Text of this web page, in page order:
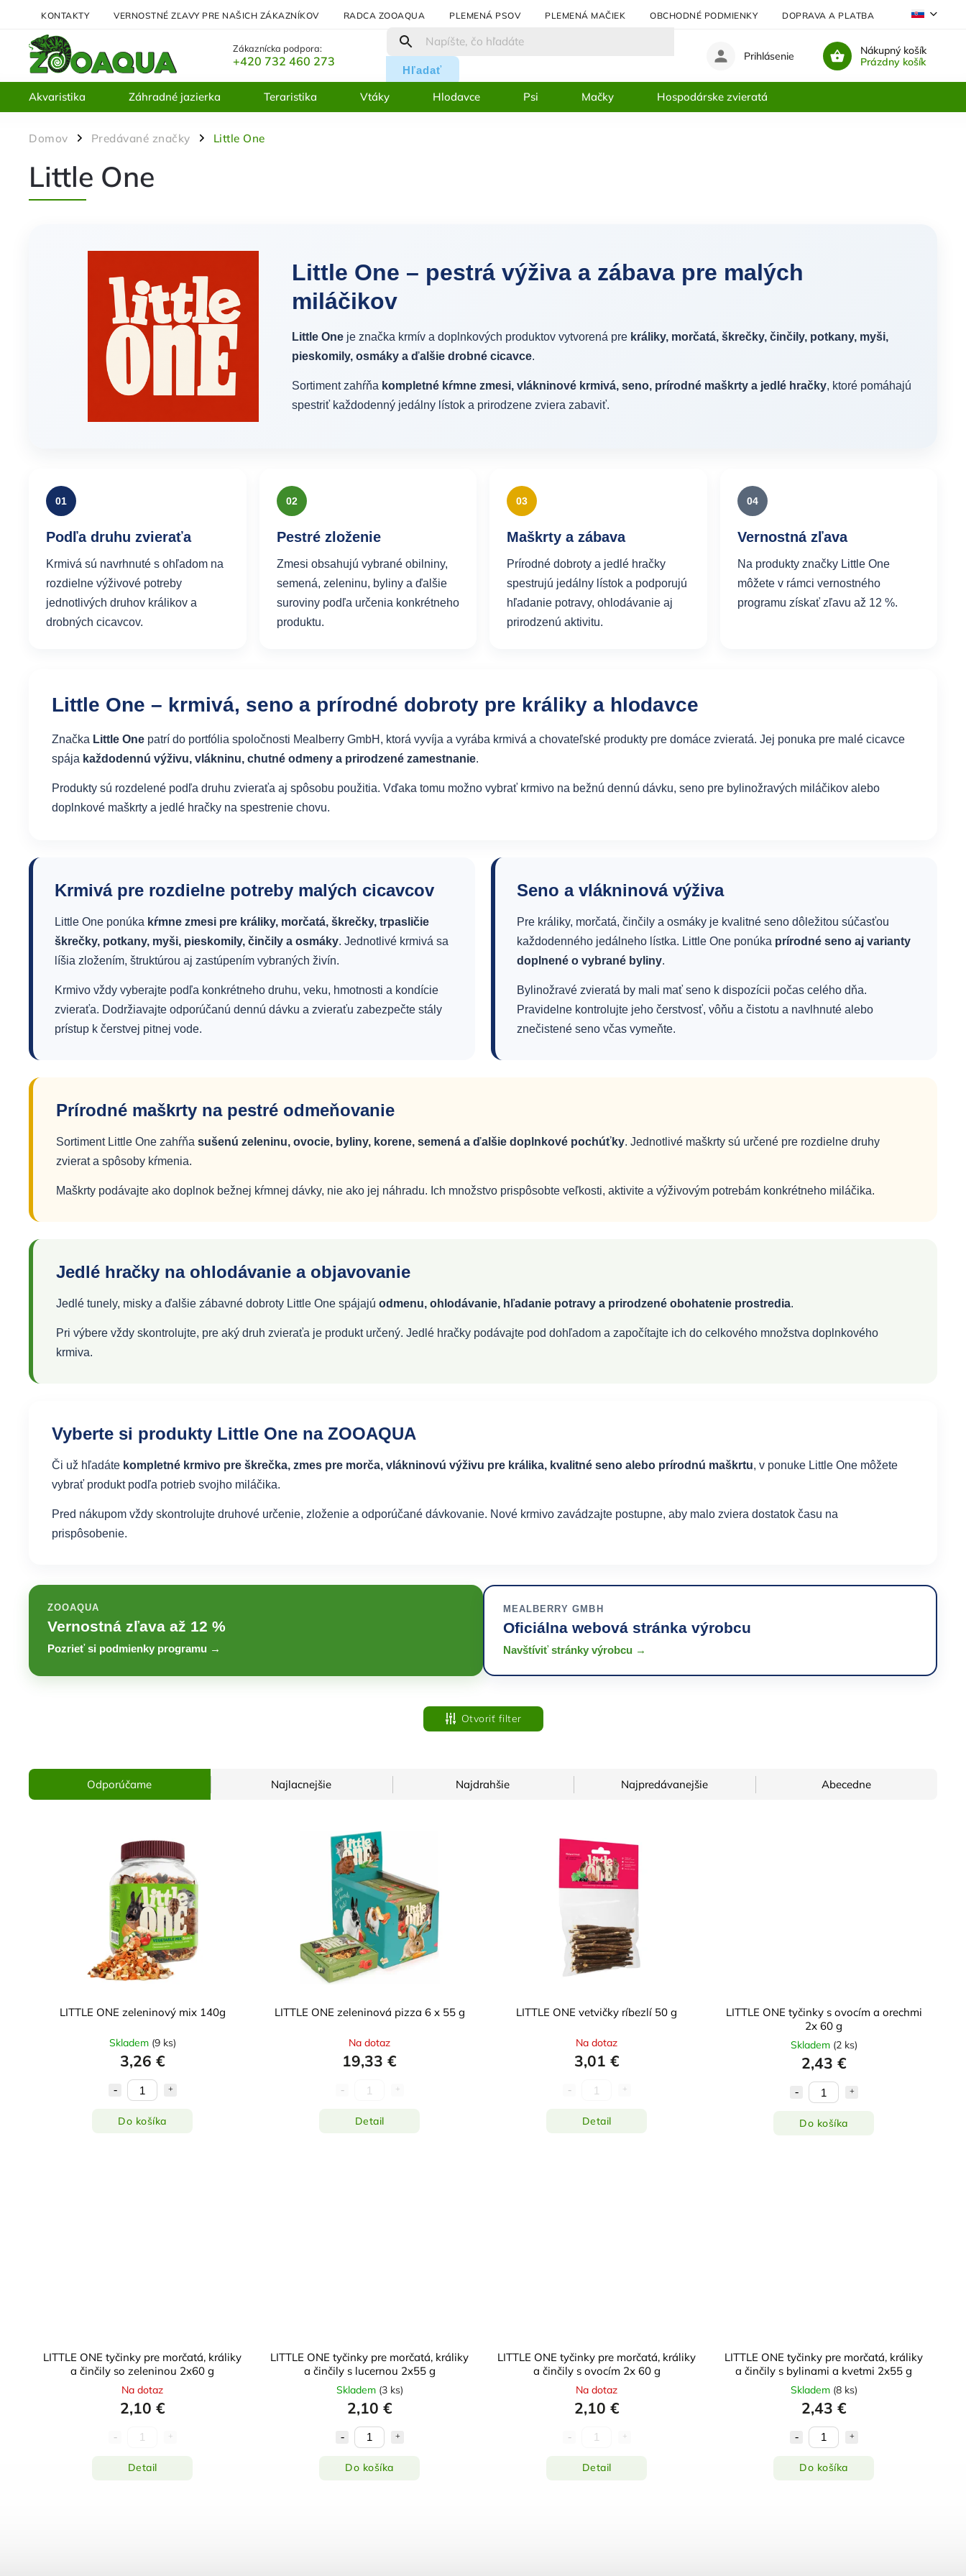
KONTAKTY VERNOSTNÉ ZĽAVY PRE NAŠICH ZÁKAZNÍKOV RADCA ZOOAQUA PLEMENÁ PSOV PLEMENÁ MAČIEK OBCHODNÉ PODMIENKY DOPRAVA A PLATBA
Zákaznícka podpora:
+420 732 460 273
Hľadať
Nákupný košík
Prázdny košík
Prihlásenie
Akvaristika Záhradné jazierka Teraristika Vtáky Hlodavce Psi Mačky Hospodárske zvieratá
Domov / Predávané značky / Little One
Little One
Little One – pestrá výživa a zábava pre malých
miláčikov
Little One je značka krmív a doplnkových produktov vytvorená pre králiky, morčatá, škrečky, činčily, potkany, myši,
pieskomily, osmáky a ďalšie drobné cicavce.
Sortiment zahŕňa kompletné kŕmne zmesi, vlákninové krmivá, seno, prírodné maškrty a jedlé hračky, ktoré pomáhajú
spestriť každodenný jedálny lístok a prirodzene zviera zabaviť.
01
Podľa druhu zvieraťa
Krmivá sú navrhnuté s ohľadom na
rozdielne výživové potreby
jednotlivých druhov králikov a
drobných cicavcov.
02
Pestré zloženie
Zmesi obsahujú vybrané obilniny,
semená, zeleninu, byliny a ďalšie
suroviny podľa určenia konkrétneho
produktu.
03
Maškrty a zábava
Prírodné dobroty a jedlé hračky
spestrujú jedálny lístok a podporujú
hľadanie potravy, ohlodávanie aj
prirodzenú aktivitu.
04
Vernostná zľava
Na produkty značky Little One
môžete v rámci vernostného
programu získať zľavu až 12 %.
Little One – krmivá, seno a prírodné dobroty pre králiky a hlodavce
Značka Little One patrí do portfólia spoločnosti Mealberry GmbH, ktorá vyvíja a vyrába krmivá a chovateľské produkty pre domáce zvieratá. Jej ponuka pre malé cicavce
spája každodennú výživu, vlákninu, chutné odmeny a prirodzené zamestnanie.
Produkty sú rozdelené podľa druhu zvieraťa aj spôsobu použitia. Vďaka tomu možno vybrať krmivo na bežnú dennú dávku, seno pre bylinožravých miláčikov alebo
doplnkové maškrty a jedlé hračky na spestrenie chovu.
Krmivá pre rozdielne potreby malých cicavcov
Little One ponúka kŕmne zmesi pre králiky, morčatá, škrečky, trpasličie
škrečky, potkany, myši, pieskomily, činčily a osmáky. Jednotlivé krmivá sa
líšia zložením, štruktúrou aj zastúpením vybraných živín.
Krmivo vždy vyberajte podľa konkrétneho druhu, veku, hmotnosti a kondície
zvieraťa. Dodržiavajte odporúčanú dennú dávku a zvieraťu zabezpečte stály
prístup k čerstvej pitnej vode.
Seno a vlákninová výživa
Pre králiky, morčatá, činčily a osmáky je kvalitné seno dôležitou súčasťou
každodenného jedálneho lístka. Little One ponúka prírodné seno aj varianty
doplnené o vybrané byliny.
Bylinožravé zvieratá by mali mať seno k dispozícii počas celého dňa.
Pravidelne kontrolujte jeho čerstvosť, vôňu a čistotu a navlhnuté alebo
znečistené seno včas vymeňte.
Prírodné maškrty na pestré odmeňovanie
Sortiment Little One zahŕňa sušenú zeleninu, ovocie, byliny, korene, semená a ďalšie doplnkové pochúťky. Jednotlivé maškrty sú určené pre rozdielne druhy
zvierat a spôsoby kŕmenia.
Maškrty podávajte ako doplnok bežnej kŕmnej dávky, nie ako jej náhradu. Ich množstvo prispôsobte veľkosti, aktivite a výživovým potrebám konkrétneho miláčika.
Jedlé hračky na ohlodávanie a objavovanie
Jedlé tunely, misky a ďalšie zábavné dobroty Little One spájajú odmenu, ohlodávanie, hľadanie potravy a prirodzené obohatenie prostredia.
Pri výbere vždy skontrolujte, pre aký druh zvieraťa je produkt určený. Jedlé hračky podávajte pod dohľadom a započítajte ich do celkového množstva doplnkového
krmiva.
Vyberte si produkty Little One na ZOOAQUA
Či už hľadáte kompletné krmivo pre škrečka, zmes pre morča, vlákninovú výživu pre králika, kvalitné seno alebo prírodnú maškrtu, v ponuke Little One môžete
vybrať produkt podľa potrieb svojho miláčika.
Pred nákupom vždy skontrolujte druhové určenie, zloženie a odporúčané dávkovanie. Nové krmivo zavádzajte postupne, aby malo zviera dostatok času na
prispôsobenie.
ZOOAQUA
Vernostná zľava až 12 %
Pozrieť si podmienky programu →
MEALBERRY GMBH
Oficiálna webová stránka výrobcu
Navštíviť stránky výrobcu →
Otvoriť filter
Odporúčame Najlacnejšie Najdrahšie Najpredávanejšie Abecedne
LITTLE ONE zeleninový mix 140g
Skladem (9 ks)
3,26 €
Do košíka
LITTLE ONE zeleninová pizza 6 x 55 g
Na dotaz
19,33 €
Detail
LITTLE ONE vetvičky ríbezlí 50 g
Na dotaz
3,01 €
Detail
LITTLE ONE tyčinky s ovocím a orechmi
2x 60 g
Skladem (2 ks)
2,43 €
Do košíka
LITTLE ONE tyčinky pre morčatá, králiky
a činčily so zeleninou 2x60 g
Na dotaz
2,10 €
Detail
LITTLE ONE tyčinky pre morčatá, králiky
a činčily s lucernou 2x55 g
Skladem (3 ks)
2,10 €
Do košíka
LITTLE ONE tyčinky pre morčatá, králiky
a činčily s ovocím 2x 60 g
Na dotaz
2,10 €
Detail
LITTLE ONE tyčinky pre morčatá, králiky
a činčily s bylinami a kvetmi 2x55 g
Skladem (8 ks)
2,43 €
Do košíka